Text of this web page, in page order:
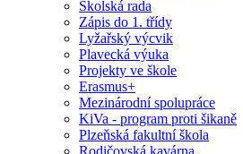
Školská rada
Zápis do 1. třídy
Lyžařský výcvik
Plavecká výuka
Projekty ve škole
Erasmus+
Mezinárodní spolupráce
KiVa - program proti šikaně
Plzeňská fakultní škola
Rodičovská kavárna